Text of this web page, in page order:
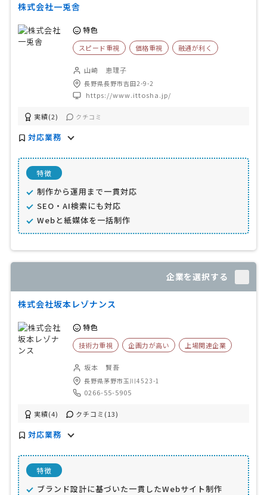
株式会社一兎舎
特色
スピード重視 価格重視 融通が利く
山崎 恵理子
長野県長野市吉田2-9-2
https://www.ittosha.jp/
実績(2) クチコミ
対応業務
特徴
制作から運用まで一貫対応
SEO・AI検索にも対応
Webと紙媒体を一括制作
企業を選択する
株式会社坂本レゾナンス
特色
技術力重視 企画力が高い 上場関連企業
坂本 賢吾
長野県茅野市玉川4523-1
0266-55-5905
実績(4) クチコミ(13)
対応業務
特徴
ブランド設計に基づいた一貫したWebサイト制作